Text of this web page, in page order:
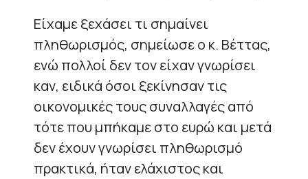
Είχαμε ξεχάσει τι σημαίνει
πληθωρισμός, σημείωσε ο κ. Βέττας,
ενώ πολλοί δεν τον είχαν γνωρίσει
καν, ειδικά όσοι ξεκίνησαν τις
οικονομικές τους συναλλαγές από
τότε που μπήκαμε στο ευρώ και μετά
δεν έχουν γνωρίσει πληθωρισμό
πρακτικά, ήταν ελάχιστος και